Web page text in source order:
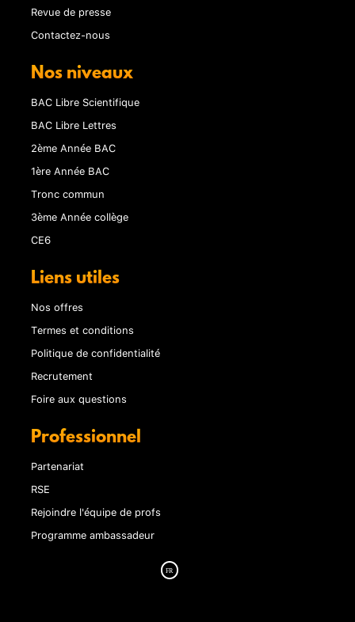
Revue de presse
Contactez-nous
Nos niveaux
BAC Libre Scientifique
BAC Libre Lettres
2ème Année BAC
1ère Année BAC
Tronc commun
3ème Année collège
CE6
Liens utiles
Nos offres
Termes et conditions
Politique de confidentialité
Recrutement
Foire aux questions
Professionnel
Partenariat
RSE
Rejoindre l'équipe de profs
Programme ambassadeur